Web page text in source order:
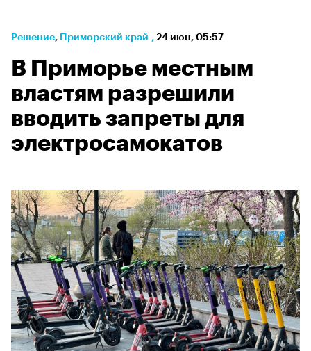
Решение⁠, Приморский край , 24 июн, 05:57
В Приморье местным
властям разрешили
вводить запреты для
электросамокатов